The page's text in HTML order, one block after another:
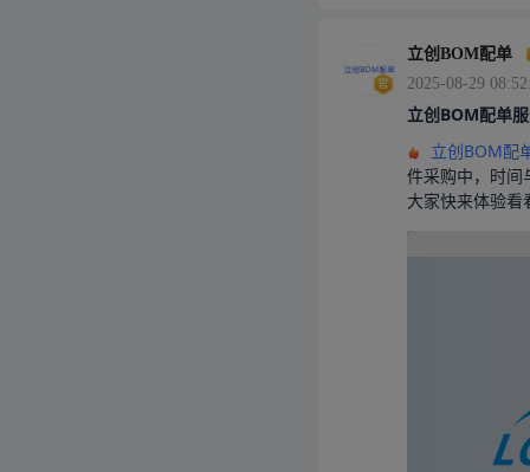
立创BOM配单
2025-08-29
立创BOM配单
立创BOM配
件采购中，时间
大家快来体验